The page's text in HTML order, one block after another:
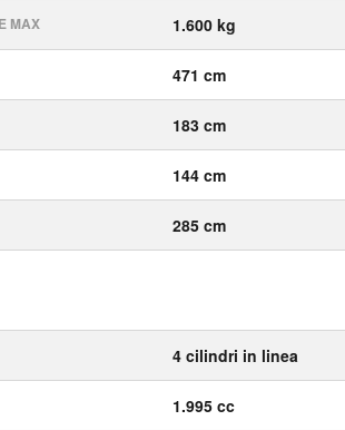
MAX 1.600 kg
471 cm
183 cm
144 cm
285 cm
4 cilindri in linea
1.995 cc